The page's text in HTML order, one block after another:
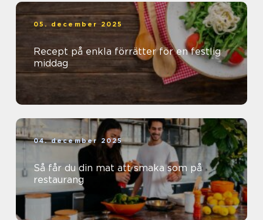
05. december 2025
Recept på enkla förrätter för en festlig
middag
04. december 2025
Så får du din mat att smaka som på
restaurang